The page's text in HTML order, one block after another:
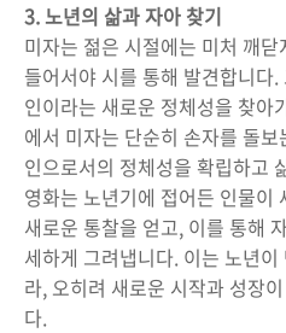
3. 노년의 삶과 자아 찾기
미자는 젊은 시절에는 미처 깨
들어서야 시를 통해 발견합니다
인이라는 새로운 정체성을 찾아
에서 미자는 단순히 손자를 돌
인으로서의 정체성을 확립하고
영화는 노년기에 접어든 인물이
새로운 통찰을 얻고, 이를 통해
세하게 그려냅니다. 이는 노년
라, 오히려 새로운 시작과 성장
다.